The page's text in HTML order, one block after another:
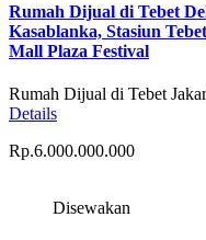
Rumah Dijual di Tebet
Kasablanka, Stasiun
Mall Plaza Festival
Rumah Dijual di Tebet
Details
Rp.6.000.000.000
Disewakan